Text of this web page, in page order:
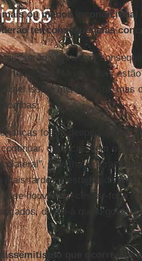
ou menos incondicional
ter consequências
serão visíveis as
terrestres. Muitos civis
isso é menos visto, mas
foram despedaçadas,
mais crescem os
mais haverá
mais tarde os estadunidenses
se houver um cessar-fogo e
dir-se-á que o
que ocorreram